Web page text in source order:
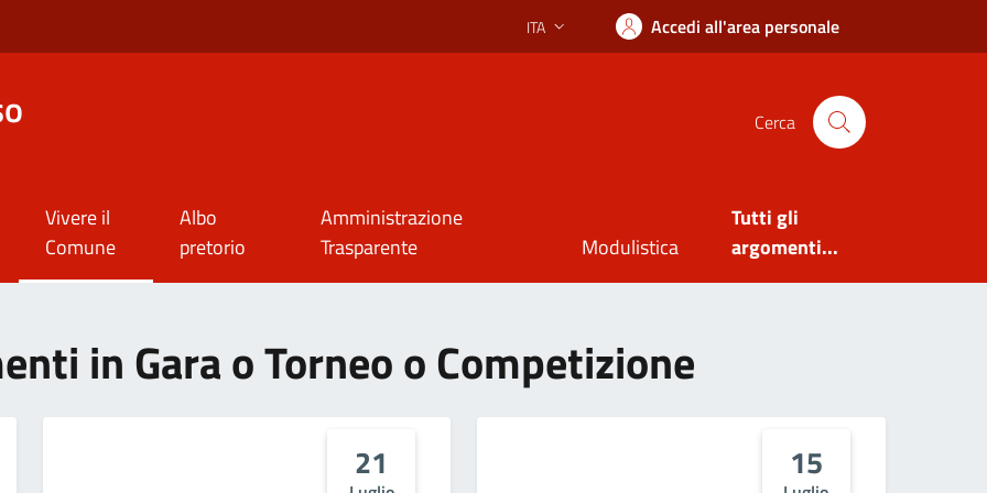
Lingua attiva:
ITA Accedi all'area personale
Cerca
Vivere il
Comune
Albo
pretorio
Amministrazione
Trasparente
Modulistica
Tutti gli
argomenti...
in Gara o Torneo o Competizione
21 15